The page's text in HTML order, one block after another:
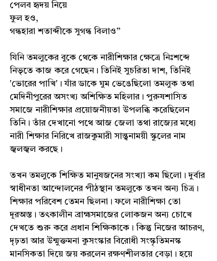
পেলব হৃদয় নিয়ে
ফুল হও,
গন্ধহারা শতাব্দীকে সুগন্ধ বিলাও”
যিনি তমলুকের বুকে থেকে নারীশিক্ষার ক্ষেত্রে নিঃশব্দে
নিভৃতে কাজ করে গেছেন। তিনিই সুচরিতা দাশ, তিনিই
'ভোরের পাখি'। যাঁর ডাকে ঘুম ভেঙেছিলো তমলুক তথা
মেদিনীপুরের অসংখ্য অশিক্ষিত মহিলার। পুরুষশাসিত
সমাজে নারীশিক্ষার প্রয়োজনীয়তা উপলব্ধি করেছিলেন
তিনি। তাঁর দেখানো পথে আজ জেলা তথা রাজ্যের মধ্যে
নারী শিক্ষার নিরিখে রাজকুমারী সান্ত্বনাময়ী স্কুলের নাম
জ্বলজ্বল করছে।
তখন তমলুকে শিক্ষিত মানুষজনের সংখ্যা কম ছিলো। দুর্বার
স্বাধীনতা আন্দোলনের পীঠস্থান তমলুকে তখন অন্য চিত্র।
শিক্ষার পরিবেশ তেমন ছিলনা। ফলে নারীশিক্ষা তো
দূরঅস্ত। তৎকালীন ব্রাহ্মসমাজের লোকজন অন্য চোখে
দেখতে শুরু করে প্রধান শিক্ষিকাকে। কিন্তু নিজের আচরণ,
দৃঢ়তা আর উন্মুক্তমনা কুসংস্কার বিরোধী সংস্কৃতিমনস্ক
মানসিকতা দিয়ে জয় করলেন রক্ষণশীলতার বেড়া। হয়ে